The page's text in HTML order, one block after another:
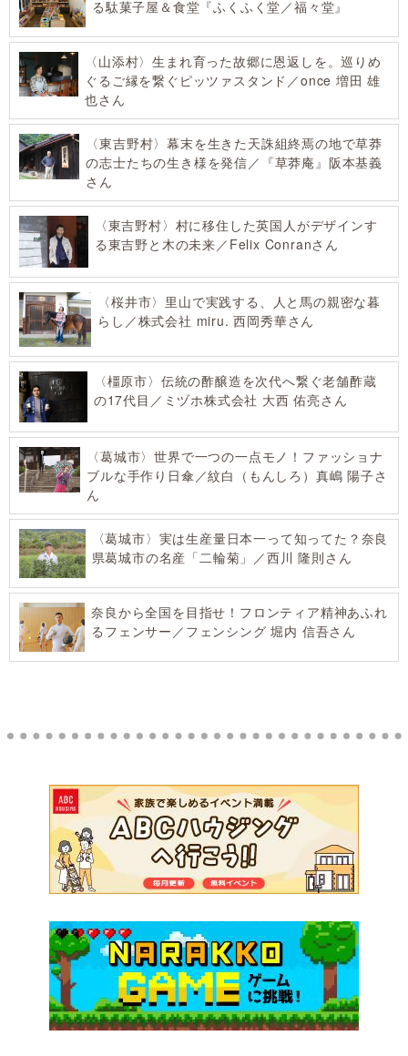
る駄菓子屋＆食堂『ふくふく堂／福々堂』
〈山添村〉生まれ育った故郷に恩返しを。巡りめ
ぐるご縁を繋ぐピッツァスタンド／once 増田 雄
也さん
〈東吉野村〉幕末を生きた天誅組終焉の地で草莽
の志士たちの生き様を発信／『草莽庵』阪本基義
さん
〈東吉野村〉村に移住した英国人がデザインす
る東吉野と木の未来／Felix Conranさん
〈桜井市〉里山で実践する、人と馬の親密な暮
らし／株式会社 miru. 西岡秀華さん
〈橿原市〉伝統の酢醸造を次代へ繋ぐ老舗酢蔵
の17代目／ミヅホ株式会社 大西 佑亮さん
〈葛城市〉世界で一つの一点モノ！ファッショナ
ブルな手作り日傘／紋白（もんしろ）真嶋 陽子さ
ん
〈葛城市〉実は生産量日本一って知ってた？奈良
県葛城市の名産「二輪菊」／西川 隆則さん
奈良から全国を目指せ！フロンティア精神あふれ
るフェンサー／フェンシング 堀内 信吾さん